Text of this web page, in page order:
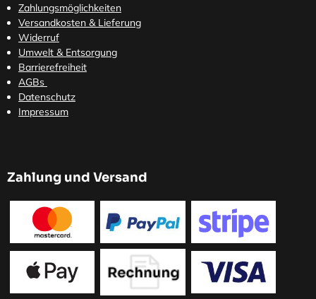
Zahlungsmöglichkeiten
Versandkosten & Lieferung
Widerruf
Umwelt & Entsorgung
Barrierefreiheit
AGBs
Datenschutz
Impressum
Zahlung und Versand